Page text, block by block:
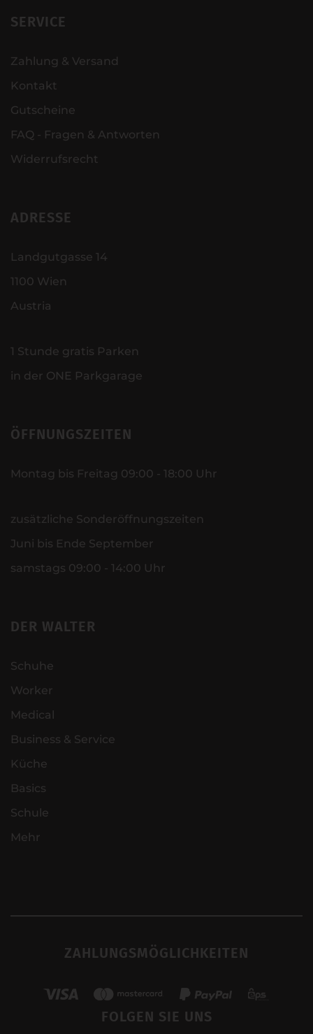
SERVICE
Zahlung & Versand
Kontakt
Gutscheine
FAQ - Fragen & Antworten
Widerrufsrecht
ADRESSE
Landgutgasse 14
1100 Wien
Austria
1 Stunde gratis Parken
in der ONE Parkgarage
ÖFFNUNGSZEITEN
Montag bis Freitag 09:00 - 18:00 Uhr
zusätzliche Sonderöffnungszeiten
Juni bis Ende September
samstags 09:00 - 14:00 Uhr
DER WALTER
Schuhe
Worker
Medical
Business & Service
Küche
Basics
Schule
Mehr
ZAHLUNGSMÖGLICHKEITEN
FOLGEN SIE UNS